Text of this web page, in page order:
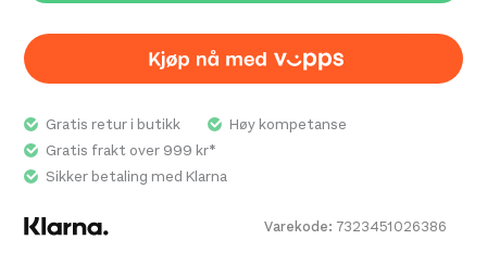
Varekode: 7323451026386
Gratis retur i butikk
Høy kompetanse
Gratis frakt over 999 kr*
Sikker betaling med Klarna